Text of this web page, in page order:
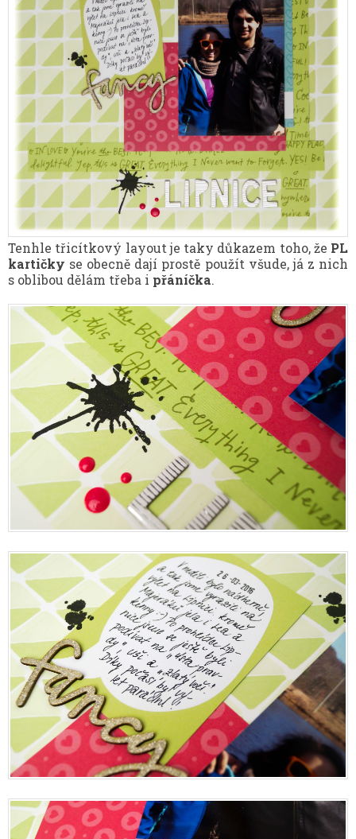
Tenhle třicítkový layout je taky důkazem toho, že PL
kartičky se obecně dají prostě použít všude, já z nich
s oblibou dělám třeba i přáníčka.